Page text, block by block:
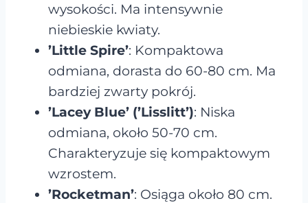
wysokości. Ma intensywnie
niebieskie kwiaty.
’Little Spire’: Kompaktowa
odmiana, dorasta do 60-80 cm. Ma
bardziej zwarty pokrój.
’Lacey Blue’ (’Lisslitt’): Niska
odmiana, około 50-70 cm.
Charakteryzuje się kompaktowym
wzrostem.
’Rocketman’: Osiąga około 80 cm.